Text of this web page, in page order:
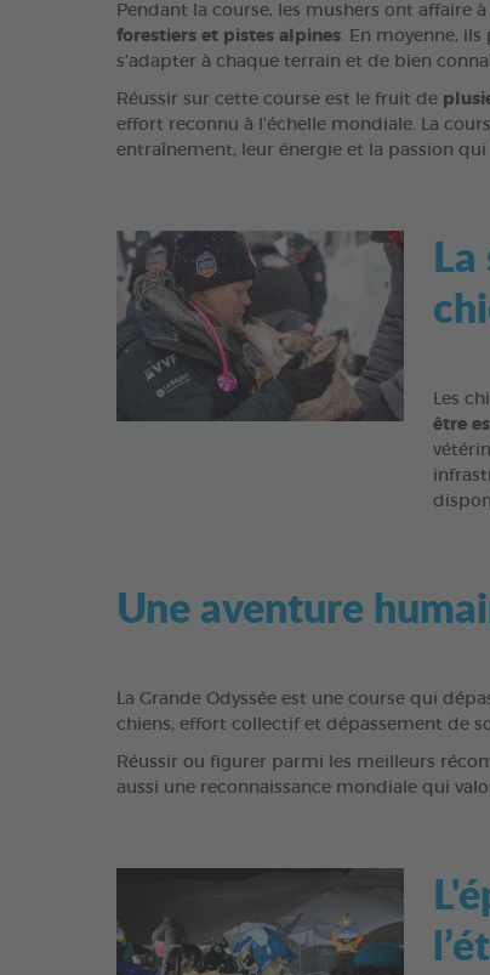
Pendant la course, les mushers ont affaire
forestiers et pistes alpines . En moyenne,
s’adapter à chaque terrain et de bien
Réussir sur cette course est le fruit de
effort reconnu à l’échelle mondiale. La
entraînement, leur énergie et la passion qui
Les
être
Une aventure
La Grande Odyssée est une course qui
chiens, effort collectif et dépassement de
Réussir ou figurer parmi les meilleurs
aussi une reconnaissance mondiale qui